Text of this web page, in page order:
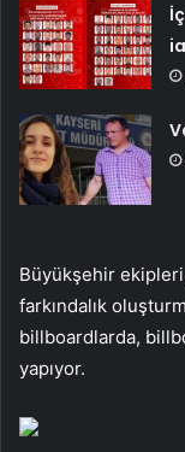
Büyükşehir
farkındalık
billboardlarda,
yapıyor.